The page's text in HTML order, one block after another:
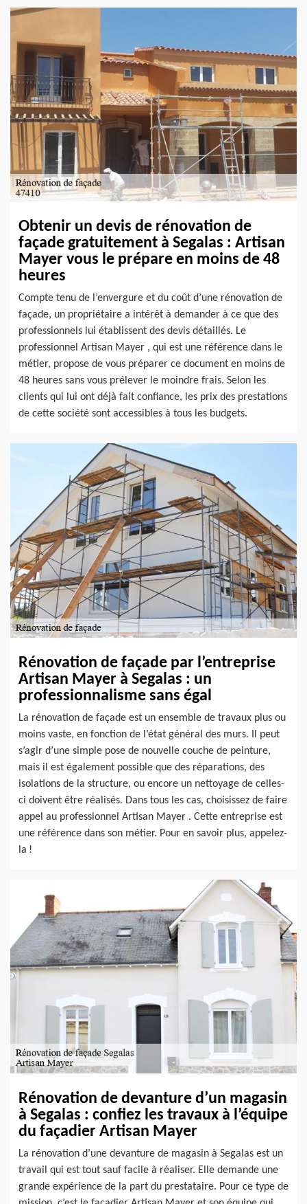
Obtenir un devis de rénovation de
façade gratuitement à Segalas : Artisan
Mayer vous le prépare en moins de 48
heures
Compte tenu de l’envergure et du coût d’une rénovation de
façade, un propriétaire a intérêt à demander à ce que des
professionnels lui établissent des devis détaillés. Le
professionnel Artisan Mayer , qui est une référence dans le
métier, propose de vous préparer ce document en moins de
48 heures sans vous prélever le moindre frais. Selon les
clients qui lui ont déjà fait confiance, les prix des prestations
de cette société sont accessibles à tous les budgets.
Rénovation de façade par l’entreprise
Artisan Mayer à Segalas : un
professionnalisme sans égal
La rénovation de façade est un ensemble de travaux plus ou
moins vaste, en fonction de l’état général des murs. Il peut
s’agir d’une simple pose de nouvelle couche de peinture,
mais il est également possible que des réparations, des
isolations de la structure, ou encore un nettoyage de celles-
ci doivent être réalisés. Dans tous les cas, choisissez de faire
appel au professionnel Artisan Mayer . Cette entreprise est
une référence dans son métier. Pour en savoir plus, appelez-
la !
Rénovation de devanture d’un magasin
à Segalas : confiez les travaux à l’équipe
du façadier Artisan Mayer
La rénovation d’une devanture de magasin à Segalas est un
travail qui est tout sauf facile à réaliser. Elle demande une
grande expérience de la part du prestataire. Pour ce type de